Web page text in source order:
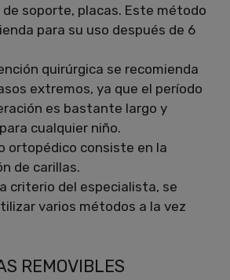
soporte, placas. Este método
para su uso después de 6
quirúrgica se recomienda
extremos, ya que el período
es bastante largo y
cualquier niño.
ortopédico consiste en la
de carillas.
criterio del especialista, se
varios métodos a la vez
REMOVIBLES